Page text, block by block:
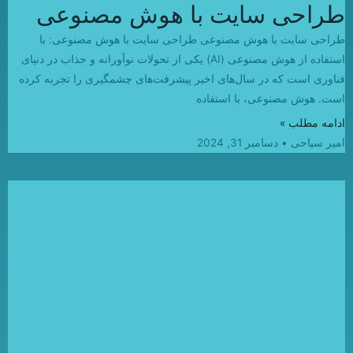
طراحی سایت با هوش مصنوعی
طراحی سایت با هوش مصنوعی طراحی سایت با هوش مصنوعی: با
استفاده از هوش مصنوعی (AI) یکی از تحولات نوآورانه و جذاب در دنیای
فناوری است که در سال‌های اخیر پیشرفت‌های چشمگیری را تجربه کرده
است. هوش مصنوعی، با استفاده
ادامه مطلب »
امیر سیاحی
دسامبر 31, 2024